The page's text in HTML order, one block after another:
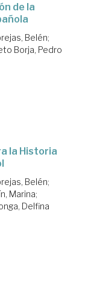
de la
Belén;
Borja, Pedro
la Historia
Belén;
Marina;
Delfina